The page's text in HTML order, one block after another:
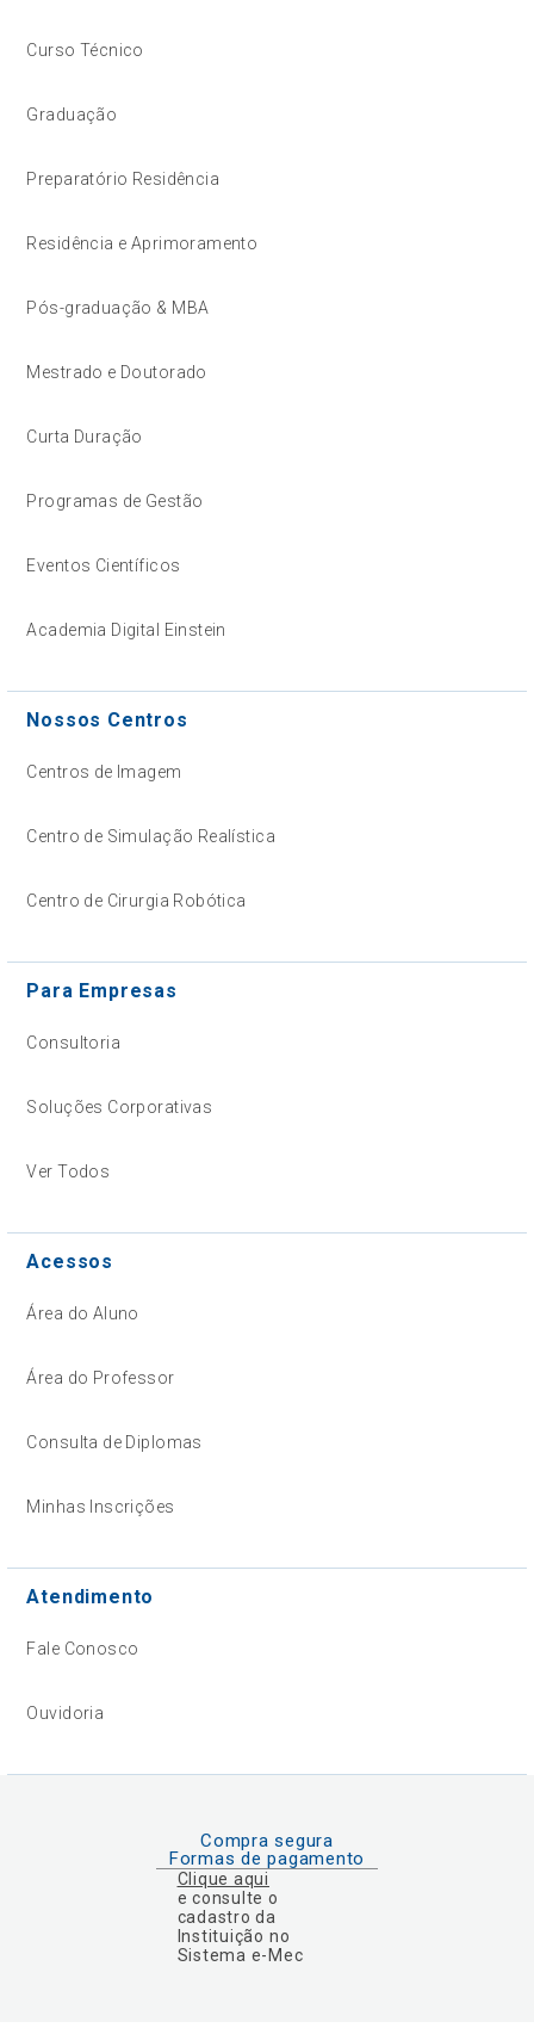
Curso Técnico
Graduação
Preparatório Residência
Residência e Aprimoramento
Pós-graduação & MBA
Mestrado e Doutorado
Curta Duração
Programas de Gestão
Eventos Científicos
Academia Digital Einstein
Nossos Centros
Centros de Imagem
Centro de Simulação Realística
Centro de Cirurgia Robótica
Para Empresas
Consultoria
Soluções Corporativas
Ver Todos
Acessos
Área do Aluno
Área do Professor
Consulta de Diplomas
Minhas Inscrições
Atendimento
Fale Conosco
Ouvidoria
Compra segura
Formas de pagamento
Clique aqui
e consulte o
cadastro da
Instituição no
Sistema e-Mec